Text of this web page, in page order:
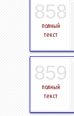
858
полный
текст
859
полный
текст